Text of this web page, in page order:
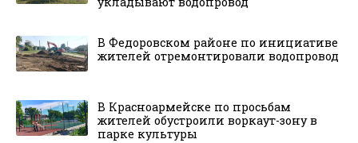
В Федоровском районе по инициативе
жителей отремонтировали водопровод
В Красноармейске по просьбам
жителей обустроили воркаут-зону в
парке культуры